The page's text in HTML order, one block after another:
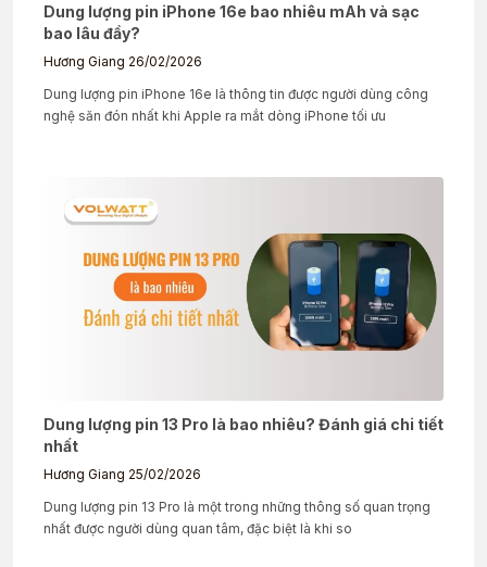
Dung lượng pin iPhone 16e bao nhiêu mAh và sạc
bao lâu đầy?
Hương Giang 26/02/2026
Dung lượng pin iPhone 16e là thông tin được người dùng công
nghệ săn đón nhất khi Apple ra mắt dòng iPhone tối ưu
Dung lượng pin 13 Pro là bao nhiêu? Đánh giá chi tiết
nhất
Hương Giang 25/02/2026
Dung lượng pin 13 Pro là một trong những thông số quan trọng
nhất được người dùng quan tâm, đặc biệt là khi so